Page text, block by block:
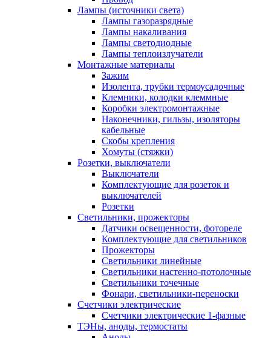
Лампы (источники света)
Лампы газоразрядные
Лампы накаливания
Лампы светодиодные
Лампы теплоизлучатели
Монтажные материалы
Зажим
Изолента, трубки термоусадочные
Клемники, колодки клеммные
Коробки электромонтажные
Наконечники, гильзы, изоляторы
кабельные
Скобы крепления
Хомуты (стяжки)
Розетки, выключатели
Выключатели
Комплектующие для розеток и
выключателей
Розетки
Светильники, прожекторы
Датчики освещенности, фотореле
Комплектующие для светильников
Прожекторы
Светильники линейные
Светильники настенно-потолочные
Светильники точечные
Фонари, светильники-переноски
Счетчики электрические
Счетчики электрические 1-фазные
ТЭНы, аноды, термостаты